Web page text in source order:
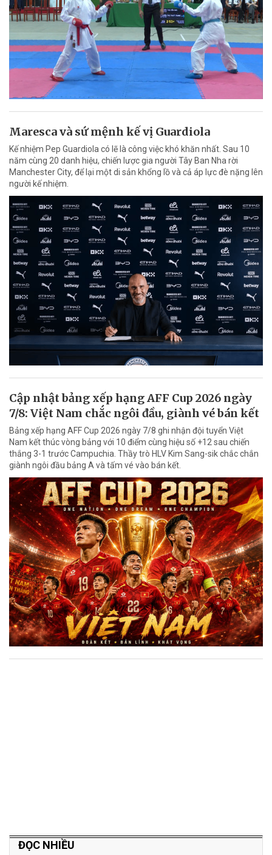
Maresca và sứ mệnh kế vị Guardiola
Kế nhiệm Pep Guardiola có lẽ là công việc khó khăn nhất. Sau 10
năm cùng 20 danh hiệu, chiến lược gia người Tây Ban Nha rời
Manchester City, để lại một di sản khổng lồ và cả áp lực đè nặng lên
người kế nhiệm.
Cập nhật bảng xếp hạng AFF Cup 2026 ngày
7/8: Việt Nam chắc ngôi đầu, giành vé bán kết
Bảng xếp hạng AFF Cup 2026 ngày 7/8 ghi nhận đội tuyển Việt
Nam kết thúc vòng bảng với 10 điểm cùng hiệu số +12 sau chiến
thắng 3-1 trước Campuchia. Thầy trò HLV Kim Sang-sik chắc chắn
giành ngôi đầu bảng A và tấm vé vào bán kết.
ĐỌC NHIỀU